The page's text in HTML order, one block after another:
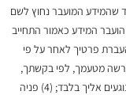
שהמידע המועבר נחוץ לשם
הועבר המידע כאמור התחייב
פרטיות הלקוח כאמור בסעיף זה; (2) העברת פרטיך לאחר על פי
או למורשה מטעמך, לפי בקשתך,
רשימות, מסמכים ומידע כאמור בסעיף זה לעיל הנוגעים אליך בלבד; (4) פניה